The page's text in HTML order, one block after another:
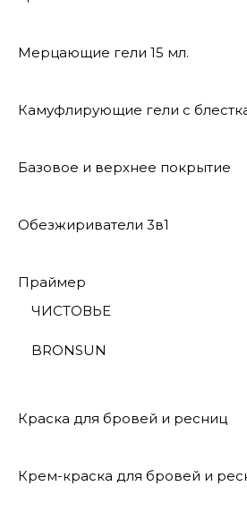
Мерцающие гели 15 мл.
Камуфлирующие гели с
Базовое и верхнее покрытие
Обезжириватели 3в1
Праймер
ЧИСТОВЬЕ
BRONSUN
Краска для бровей и ресниц
Крем-краска для бровей и